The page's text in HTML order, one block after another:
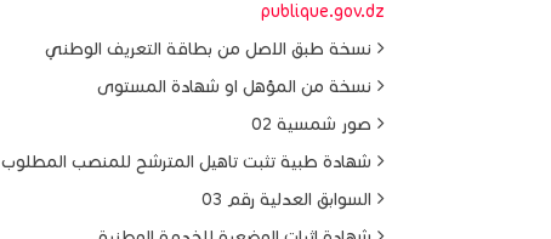
publique.gov.dz
نسخة طبق الاصل من بطاقة التعريف الوطني
نسخة من المؤهل او شهادة المستوى
صور شمسية 02
شهادة طبية تثبت تاهيل المترشح للمنصب المطلوب
السوابق العدلية رقم 03